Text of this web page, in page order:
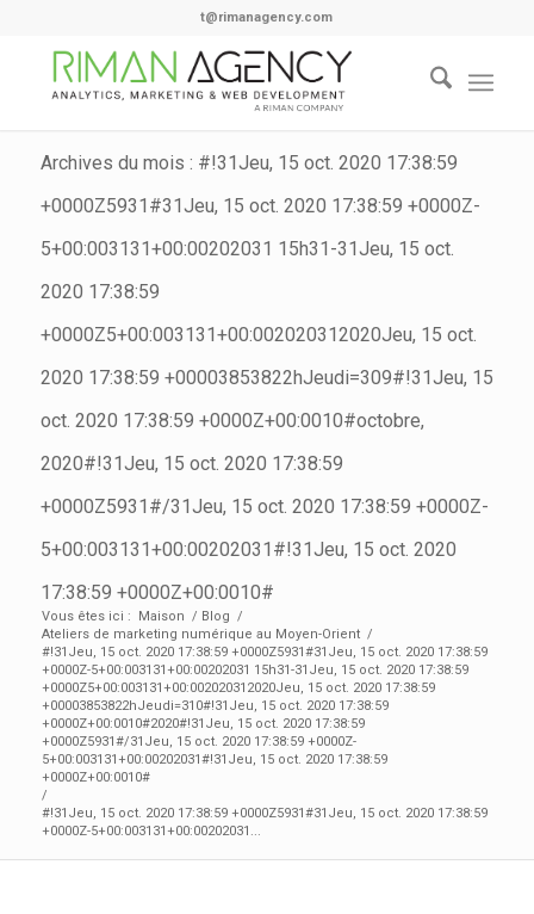
t@rimanagency.com
Archives du mois : #!31Jeu, 15 oct. 2020 17:38:59
+0000Z5931#31Jeu, 15 oct. 2020 17:38:59 +0000Z-
5+00:003131+00:00202031 15h31-31Jeu, 15 oct.
2020 17:38:59
+0000Z5+00:003131+00:002020312020Jeu, 15 oct.
2020 17:38:59 +00003853822hJeudi=309#!31Jeu, 15
oct. 2020 17:38:59 +0000Z+00:0010#octobre,
2020#!31Jeu, 15 oct. 2020 17:38:59
+0000Z5931#/31Jeu, 15 oct. 2020 17:38:59 +0000Z-
5+00:003131+00:00202031#!31Jeu, 15 oct. 2020
17:38:59 +0000Z+00:0010#
Vous êtes ici : Maison / Blog /
Ateliers de marketing numérique au Moyen-Orient /
#!31Jeu, 15 oct. 2020 17:38:59 +0000Z5931#31Jeu, 15 oct. 2020 17:38:59
+0000Z-5+00:003131+00:00202031 15h31-31Jeu, 15 oct. 2020 17:38:59
+0000Z5+00:003131+00:002020312020Jeu, 15 oct. 2020 17:38:59
+00003853822hJeudi=310#!31Jeu, 15 oct. 2020 17:38:59
+0000Z+00:0010#2020#!31Jeu, 15 oct. 2020 17:38:59
+0000Z5931#/31Jeu, 15 oct. 2020 17:38:59 +0000Z-
5+00:003131+00:00202031#!31Jeu, 15 oct. 2020 17:38:59
+0000Z+00:0010#
/
#!31Jeu, 15 oct. 2020 17:38:59 +0000Z5931#31Jeu, 15 oct. 2020 17:38:59
+0000Z-5+00:003131+00:00202031...